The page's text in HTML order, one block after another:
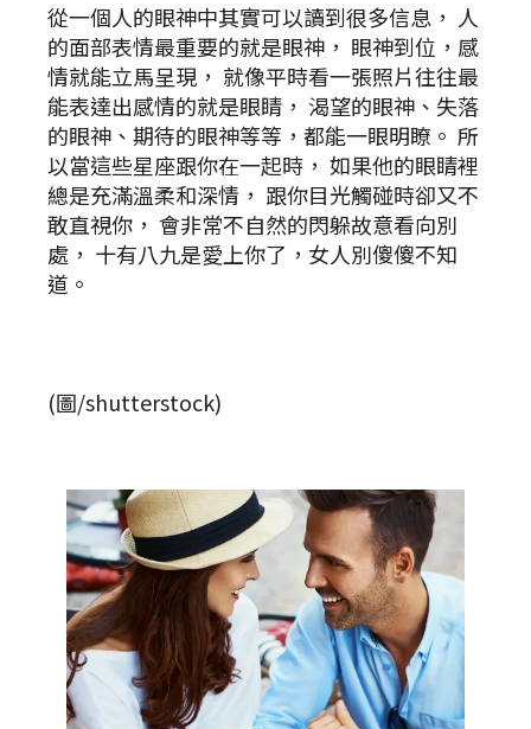
從一個人的眼神中其實可以讀到很多信息， 人
的面部表情最重要的就是眼神， 眼神到位，感
情就能立馬呈現， 就像平時看一張照片往往最
能表達出感情的就是眼睛， 渴望的眼神、失落
的眼神、期待的眼神等等，都能一眼明瞭。 所
以當這些星座跟你在一起時， 如果他的眼睛裡
總是充滿溫柔和深情， 跟你目光觸碰時卻又不
敢直視你， 會非常不自然的閃躲故意看向別
處， 十有八九是愛上你了，女人別傻傻不知
道。
(圖/shutterstock)